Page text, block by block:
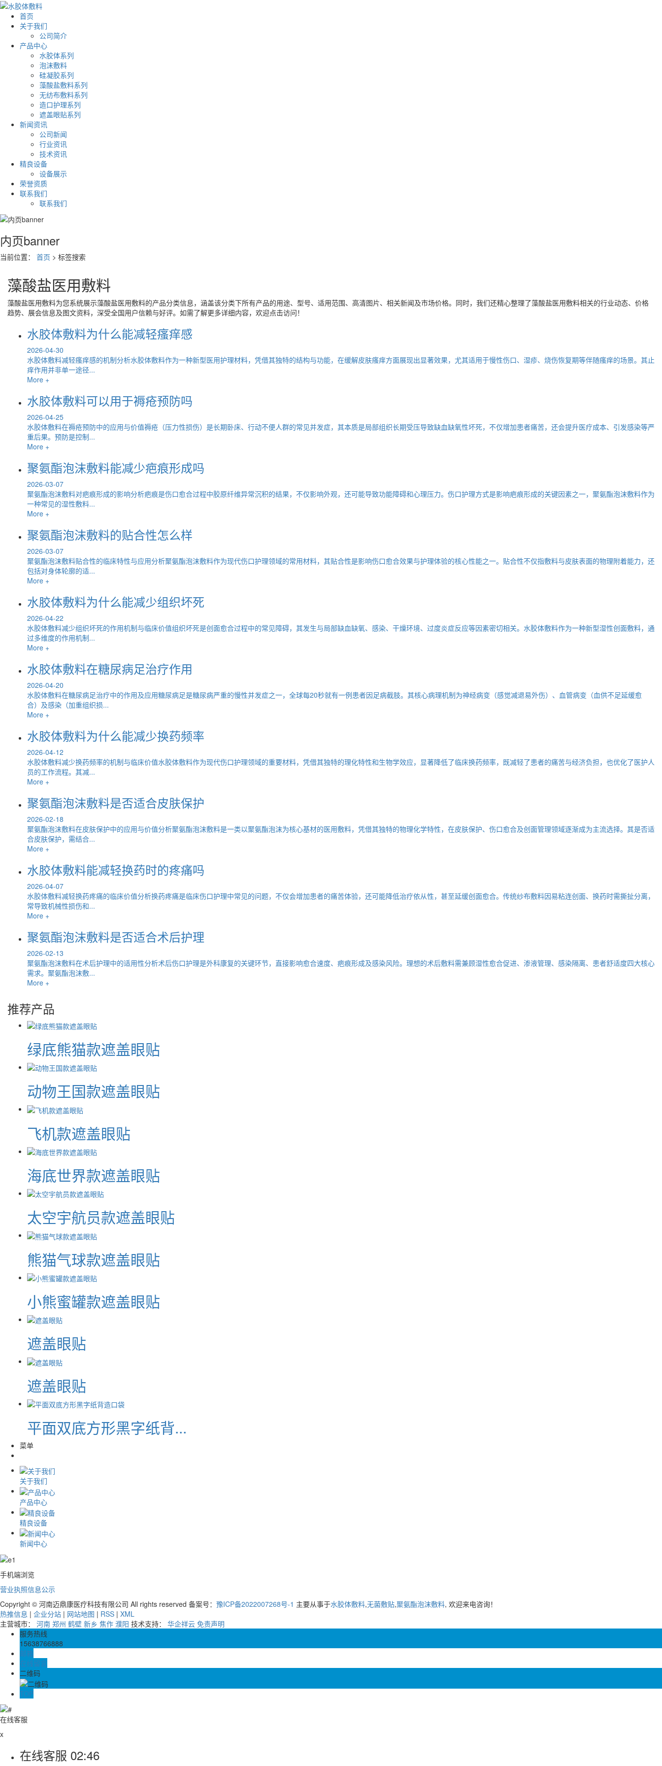
首页
关于我们
公司简介
产品中心
水胶体系列
泡沫敷料
硅凝胶系列
藻酸盐敷料系列
无纺布敷料系列
造口护理系列
遮盖眼贴系列
新闻资讯
公司新闻
行业资讯
技术资讯
精良设备
设备展示
荣誉资质
联系我们
联系我们
内页banner
当前位置： 首页 > 标签搜索
藻酸盐医用敷料
藻酸盐医用敷料为您系统展示藻酸盐医用敷料的产品分类信息，涵盖该分类下所有产品的用途、型号、适用范围、高清图片、相关新闻及市场价格。同时，我们还精心整理了藻酸盐医用敷料相关的行业动态、价格
趋势、展会信息及图文资料，深受全国用户信赖与好评。如需了解更多详细内容，欢迎点击访问！
水胶体敷料为什么能减轻瘙痒感
2026-04-30
水胶体敷料减轻瘙痒感的机制分析水胶体敷料作为一种新型医用护理材料，凭借其独特的结构与功能，在缓解皮肤瘙痒方面展现出显著效果，尤其适用于慢性伤口、湿疹、烧伤恢复期等伴随瘙痒的场景。其止
痒作用并非单一途径...
More +
水胶体敷料可以用于褥疮预防吗
2026-04-25
水胶体敷料在褥疮预防中的应用与价值褥疮（压力性损伤）是长期卧床、行动不便人群的常见并发症，其本质是局部组织长期受压导致缺血缺氧性坏死，不仅增加患者痛苦，还会提升医疗成本、引发感染等严
重后果。预防是控制...
More +
聚氨酯泡沫敷料能减少疤痕形成吗
2026-03-07
聚氨酯泡沫敷料对疤痕形成的影响分析疤痕是伤口愈合过程中胶原纤维异常沉积的结果，不仅影响外观，还可能导致功能障碍和心理压力。伤口护理方式是影响疤痕形成的关键因素之一，聚氨酯泡沫敷料作为
一种常见的湿性敷料...
More +
聚氨酯泡沫敷料的贴合性怎么样
2026-03-07
聚氨酯泡沫敷料贴合性的临床特性与应用分析聚氨酯泡沫敷料作为现代伤口护理领域的常用材料，其贴合性是影响伤口愈合效果与护理体验的核心性能之一。贴合性不仅指敷料与皮肤表面的物理附着能力，还
包括对身体轮廓的适...
More +
水胶体敷料为什么能减少组织坏死
2026-04-22
水胶体敷料减少组织坏死的作用机制与临床价值组织坏死是创面愈合过程中的常见障碍，其发生与局部缺血缺氧、感染、干燥环境、过度炎症反应等因素密切相关。水胶体敷料作为一种新型湿性创面敷料，通
过多维度的作用机制...
More +
水胶体敷料在糖尿病足治疗作用
2026-04-20
水胶体敷料在糖尿病足治疗中的作用及应用糖尿病足是糖尿病严重的慢性并发症之一，全球每20秒就有一例患者因足病截肢。其核心病理机制为神经病变（感觉减退易外伤）、血管病变（血供不足延缓愈
合）及感染（加重组织损...
More +
水胶体敷料为什么能减少换药频率
2026-04-12
水胶体敷料减少换药频率的机制与临床价值水胶体敷料作为现代伤口护理领域的重要材料，凭借其独特的理化特性和生物学效应，显著降低了临床换药频率，既减轻了患者的痛苦与经济负担，也优化了医护人
员的工作流程。其减...
More +
聚氨酯泡沫敷料是否适合皮肤保护
2026-02-18
聚氨酯泡沫敷料在皮肤保护中的应用与价值分析聚氨酯泡沫敷料是一类以聚氨酯泡沫为核心基材的医用敷料，凭借其独特的物理化学特性，在皮肤保护、伤口愈合及创面管理领域逐渐成为主流选择。其是否适
合皮肤保护，需结合...
More +
水胶体敷料能减轻换药时的疼痛吗
2026-04-07
水胶体敷料减轻换药疼痛的临床价值分析换药疼痛是临床伤口护理中常见的问题，不仅会增加患者的痛苦体验，还可能降低治疗依从性，甚至延缓创面愈合。传统纱布敷料因易粘连创面、换药时需撕扯分离，
常导致机械性损伤和...
More +
聚氨酯泡沫敷料是否适合术后护理
2026-02-13
聚氨酯泡沫敷料在术后护理中的适用性分析术后伤口护理是外科康复的关键环节，直接影响愈合速度、疤痕形成及感染风险。理想的术后敷料需兼顾湿性愈合促进、渗液管理、感染隔离、患者舒适度四大核心
需求。聚氨酯泡沫敷...
More +
推荐产品
绿底熊猫款遮盖眼贴
动物王国款遮盖眼贴
飞机款遮盖眼贴
海底世界款遮盖眼贴
太空宇航员款遮盖眼贴
熊猫气球款遮盖眼贴
小熊蜜罐款遮盖眼贴
遮盖眼贴
遮盖眼贴
平面双底方形黑字纸背...
菜单
关于我们
产品中心
精良设备
新闻中心
手机端浏览
营业执照信息公示
Copyright © 河南迈鼎康医疗科技有限公司 All rights reserved 备案号： 豫ICP备2022007268号-1 主要从事于水胶体敷料,无菌敷贴,聚氨酯泡沫敷料, 欢迎来电咨询！
热推信息 | 企业分站 | 网站地图 | RSS | XML
主营城市： 河南 郑州 鹤壁 新乡 焦作 濮阳 技术支持： 华企祥云 免责声明
服务热线
15638766888
邮箱
在线留言
二维码
TOP
在线客服
x
在线客服 02:46